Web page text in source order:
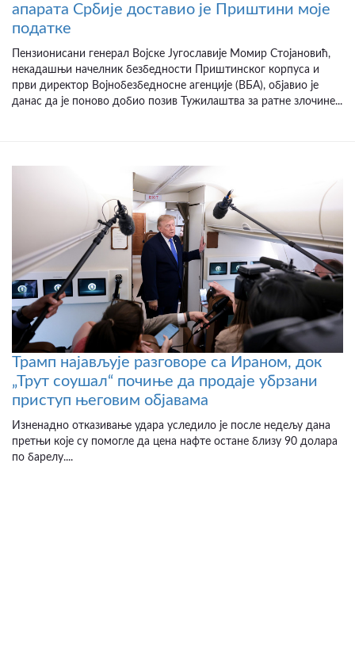
апарата Србије доставио је Приштини моје
податке
Пензионисани генерал Војске Југославије Момир Стојановић,
некадашњи начелник безбедности Приштинског корпуса и
први директор Војнобезбедносне агенције (ВБА), објавио је
данас да је поново добио позив Тужилаштва за ратне злочине...
Трамп најављује разговоре са Ираном, док
„Трут соушал“ почиње да продаје убрзани
приступ његовим објавама
Изненадно отказивање удара уследило је после недељу дана
претњи које су помогле да цена нафте остане близу 90 долара
по барелу....